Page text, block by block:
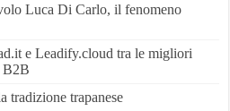
Luca Di Carlo, il fenomeno
e Leadify.cloud tra le migliori
B2B
tradizione trapanese